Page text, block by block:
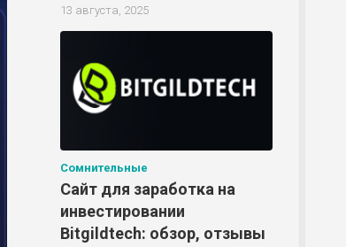
13 августа, 2025
Сомнительные
Сайт для заработка на
инвестировании
Bitgildtech: обзор, отзывы